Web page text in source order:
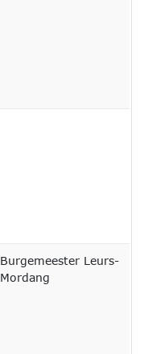
Burgemeester Leurs-
Mordang